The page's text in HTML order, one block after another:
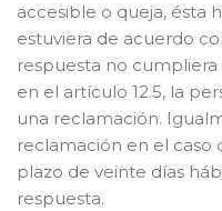
accesible o queja, ésta
estuviera de acuerdo
respuesta no
en el artículo 12.5, la
una reclamación.
reclamación en el caso
plazo de veinte días
respuesta.